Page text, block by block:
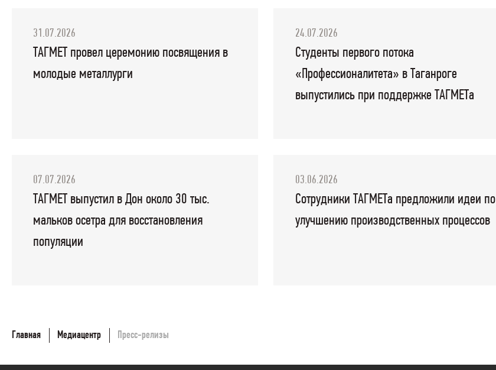
31.07.2026
ТАГМЕТ провел церемонию посвящения в
молодые металлурги
24.07.2026
Студенты первого потока
«Профессионалитета» в Таганроге
выпустились при поддержке ТАГМЕТа
07.07.2026
ТАГМЕТ выпустил в Дон около 30 тыс.
мальков осетра для восстановления
популяции
03.06.2026
Сотрудники ТАГМЕТа предложили идеи по
улучшению производственных процессов
Главная Медиацентр Пресс-релизы